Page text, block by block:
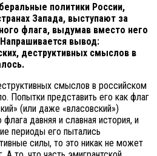
политики России,
Запада, выступают за
флага, выдумав вместо него
вывод:
деструктивных смыслов в
смыслов в российском
Попытки представить его как флаг
(или даже «власовский»)
давняя и славная история, и
периоды его пытались
силы, то это никак не может